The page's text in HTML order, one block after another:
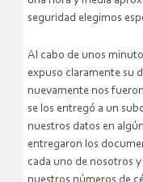
seguridad elegimos
Al cabo de unos
expuso claramente su
nuevamente nos
se los entregó a un
nuestros datos en
entregaron los
cada uno de nosotros